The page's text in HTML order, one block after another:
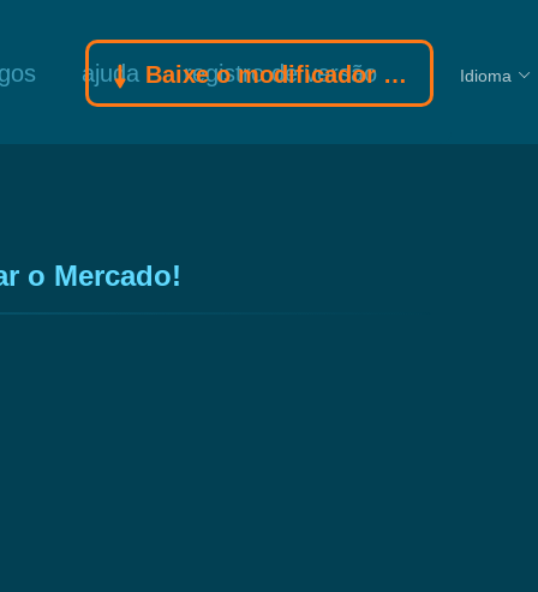
ajuda registro de versão
Baixe o modificador Gamebuff Idioma
o Mercado!